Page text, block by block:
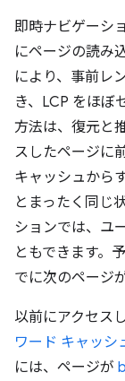
即時ナビゲーシ
にページの読み
により、事前レ
き、LCP をほぼ
方法は、復元と
スしたページに
キャッシュから
とまったく同じ
ションでは、ユ
ともできます。
でに次のページ
以前にアクセス
ワード キャッシ
には、ページが